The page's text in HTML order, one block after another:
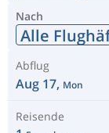
Nach
Alle
Abflug
Aug 17, Mon
Reisende